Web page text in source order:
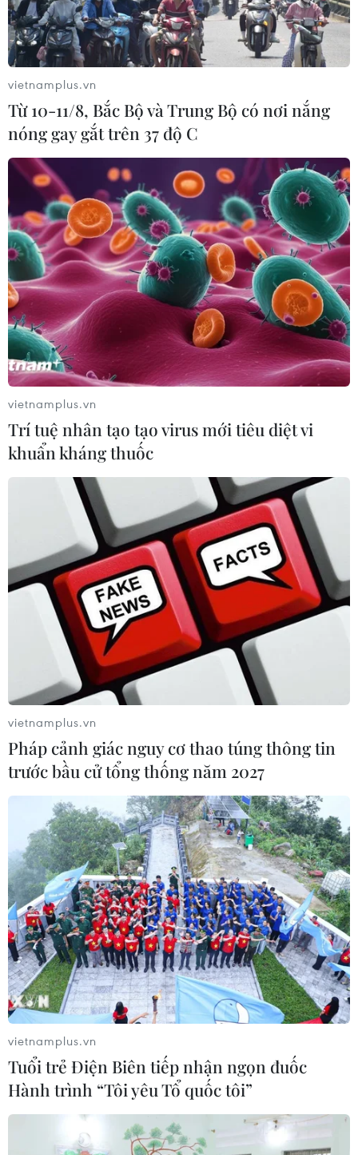
Triển lãm "Tầm nhìn di động toàn
cầu 2014" tại Hàn Quốc
17/09/2014 23:23
Triển lãm "Tầm nhìn Di động toàn cầu 2014" tại Hàn
Quốc có sự tham gia của nhiều diễn giả danh tiếng,
cùng nhiều công ty hàng đầu thế giới.
vietnamplus.vn
Từ 10-11/8, Bắc Bộ và Trung Bộ có nơi nắng
nóng gay gắt trên 37 độ C
vietnamplus.vn
Trí tuệ nhân tạo tạo virus mới tiêu diệt vi
khuẩn kháng thuốc
vietnamplus.vn
Pháp cảnh giác nguy cơ thao túng thông tin
trước bầu cử tổng thống năm 2027
vietnamplus.vn
Tuổi trẻ Điện Biên tiếp nhận ngọn đuốc
Hành trình “Tôi yêu Tổ quốc tôi”